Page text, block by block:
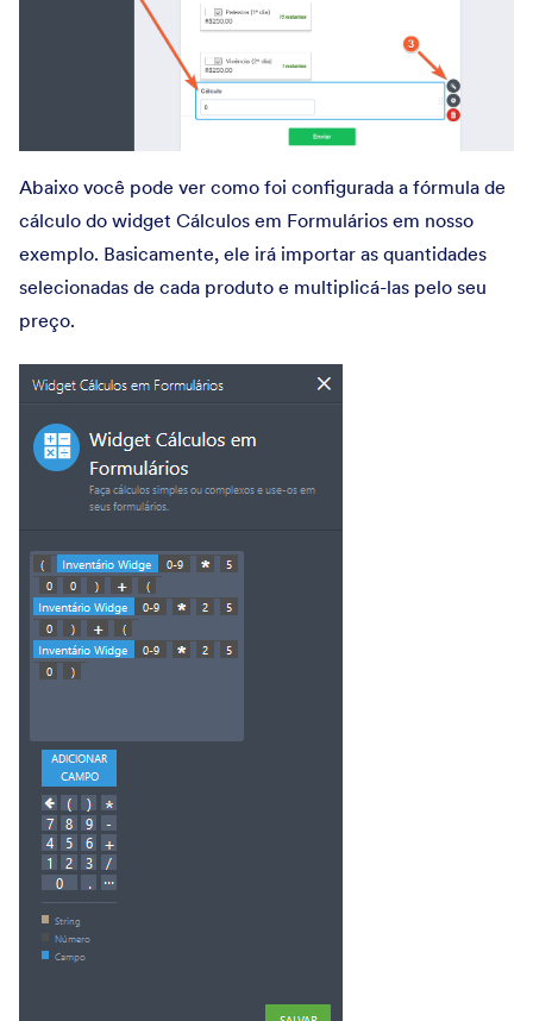
Abaixo você pode ver como foi configurada a fórmula de
cálculo do widget Cálculos em Formulários em nosso
exemplo. Basicamente, ele irá importar as quantidades
selecionadas de cada produto e multiplicá-las pelo seu
preço.